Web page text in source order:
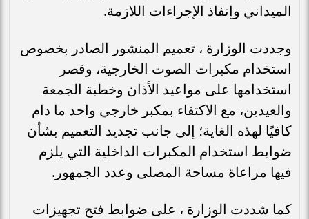
الميداني وإنفاذ الإجراءات اللازمة.
وجددت الوزارة ، تعميم المنشور الصادر بخصوص
استخدام مكبرات الصوت الخارجية، وقصر
استخدامها على مواعيد الأذان وخطبة الجمعة
والعيدين، مع الاكتفاء بمكبر خارجي واحد ما دام
كافيًا لهذه الغاية؛ إلى جانب تجديد التعميم بشأن
ضوابط استخدام المكبرات الداخلية التي يلزم
فيها مراعاة مساحة المصلى وعدد الجمهور.
كما شددت الوزارة ، على ضوابط فتح تجهيزات